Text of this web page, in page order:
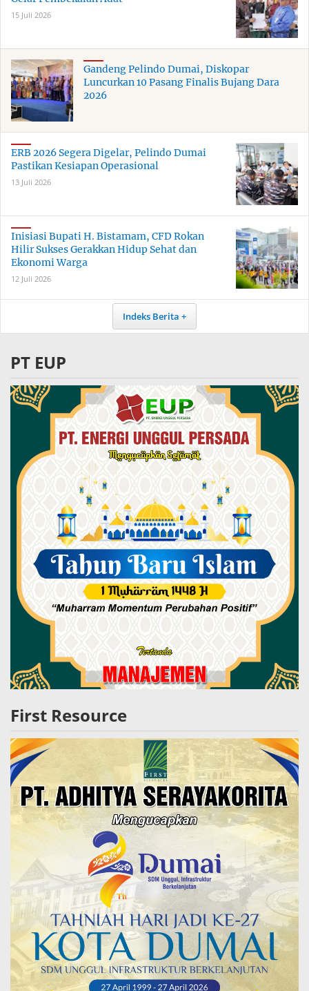
15 Juli 2026
Gandeng Pelindo Dumai, Diskopar
Luncurkan 10 Pasang Finalis Bujang Dara
2026
ERB 2026 Segera Digelar, Pelindo Dumai
Pastikan Kesiapan Operasional
13 Juli 2026
Inisiasi Bupati H. Bistamam, CFD Rokan
Hilir Sukses Gerakkan Hidup Sehat dan
Ekonomi Warga
12 Juli 2026
Indeks Berita
PT EUP
First Resource